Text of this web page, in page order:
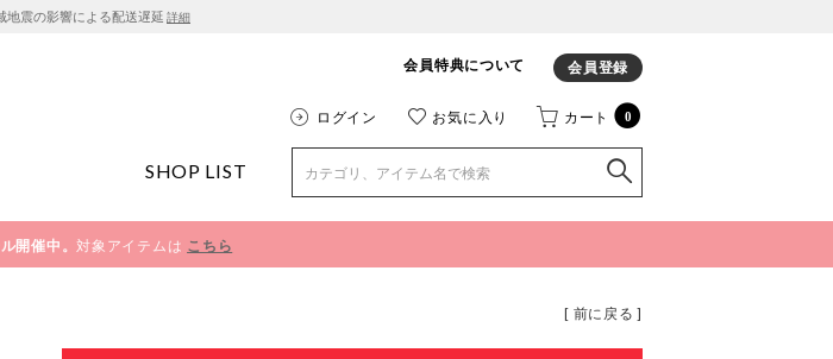
地震の影響による配送遅延 詳細
会員特典について 会員登録
ログイン お気に入り カート 0
SHOP LIST
開催中。対象アイテムは こちら
[ 前に戻る ]